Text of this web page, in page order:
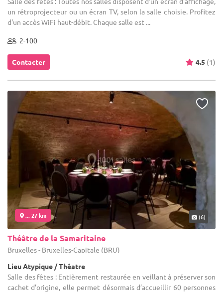
un rétroprojecteur ou un écran TV, selon la salle choisie. Profitez
d'un accès WiFi haut-débit. Chaque salle est ...
2-100
Contacter 4.5 (1)
... 27 km (6)
Théâtre de la Samaritaine
Bruxelles - Bruxelles-Capitale (BRU)
Lieu Atypique / Thêatre
Salle des fêtes : Entièrement restaurée en veillant à préserver son
cachet d’origine, elle permet désormais d’accueillir 60 personnes